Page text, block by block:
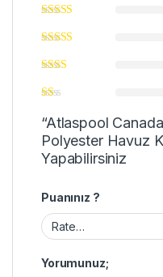
“Atlaspool
Polyester Havuz
Yapabilirsiniz
Puanınız ?
Yorumunuz;